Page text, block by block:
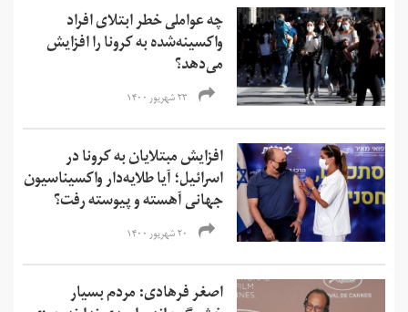
چه عواملی خطر ابتلای افراد
واکسینه‌شده به کرونا را افزایش
می‌دهد؟
۲۳ شهریور ۱۴۰۰
افزایش مبتلایان به کرونا در
اسرائیل؛ آیا طلایه‌دار واکسیناسیون
جهانی آهسته و پیوسته رفت؟
۲۰ شهریور ۱۴۰۰
اصغر فرهادی: مردم بسیار